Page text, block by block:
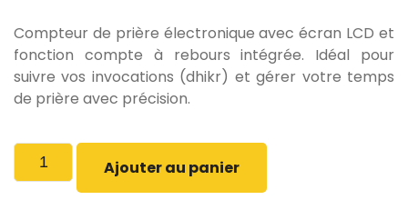
Compteur de prière électronique avec écran LCD et
fonction compte à rebours intégrée. Idéal pour
suivre vos invocations (dhikr) et gérer votre temps
de prière avec précision.
Ajouter au panier